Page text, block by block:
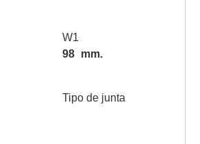
W1
98 mm.
Tipo de junta